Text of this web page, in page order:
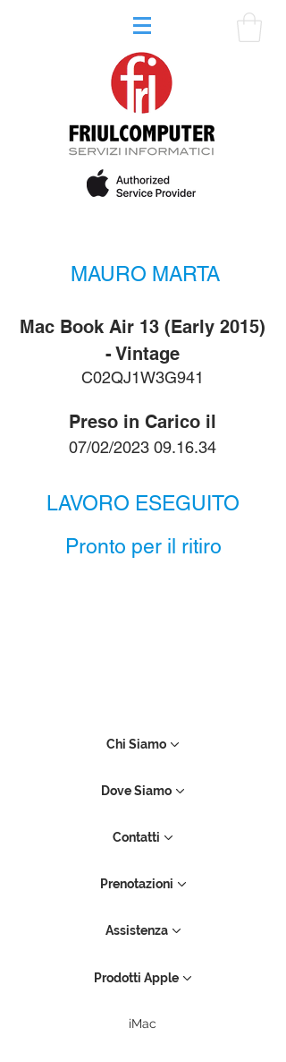
MAURO MARTA
C02QJ1W3G941
Mac Book Air 13 (Early 2015)
- Vintage
Preso in Carico il
07/02/2023 09.16.34
LAVORO ESEGUITO
Pronto per il ritiro
Chi Siamo
Dove Siamo
Contatti
Prenotazioni
Assistenza
Prodotti Apple
iMac